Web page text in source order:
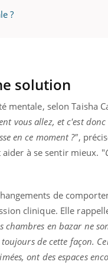
?
solution
mentale, selon Taisha
vous allez, et c'est
en ce moment ?",
à se sentir mieux. "
de
clinique. Elle
chambres en bazar ne
de cette façon.
ont des espaces